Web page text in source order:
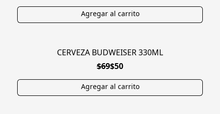
CERVEZA BUDWEISER 330ML
$69$50